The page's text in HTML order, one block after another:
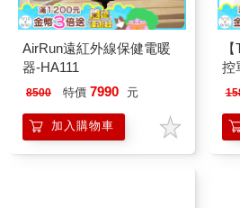
AirRun遠紅外線保健電暖
器-HA111
8500 特價 7990 元
加入購物車
控